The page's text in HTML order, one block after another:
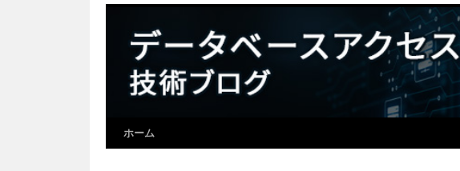
ホーム